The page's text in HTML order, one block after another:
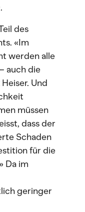
des
«Im
werden alle
auch die
Und
müssen
dass der
Schaden
für die
Da im
geringer